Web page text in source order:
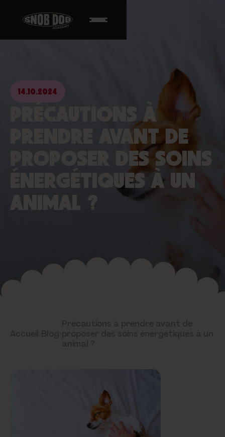
14.10.2024
PRÉCAUTIONS À
PRENDRE AVANT DE
PROPOSER DES SOINS
ÉNERGÉTIQUES À UN
ANIMAL ?